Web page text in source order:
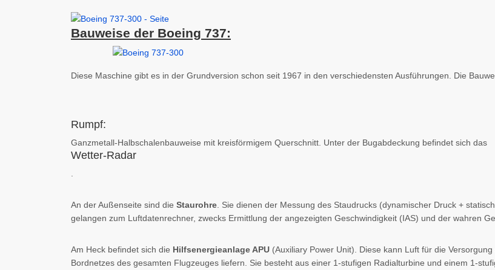
Bauweise der Boeing 737:
Diese Maschine gibt es in der Grundversion schon seit 1967 in den verschiedensten Ausführungen. Die
Rumpf:
Ganzmetall-Halbschalenbauweise mit kreisförmigem Querschnitt. Unter der Bugabdeckung befindet sich das
Wetter-Radar
.
An der Außenseite sind die Staurohre. Sie dienen der Messung des Staudrucks (dynamischer Druck +
gelangen zum Luftdatenrechner, zwecks Ermittlung der angezeigten Geschwindigkeit (IAS) und der wahren
Am Heck befindet sich die Hilfsenergieanlage APU (Auxiliary Power Unit). Diese kann Luft für die
Bordnetzes des gesamten Flugzeuges liefern. Sie besteht aus einer 1-stufigen Radialturbine und einem 1-